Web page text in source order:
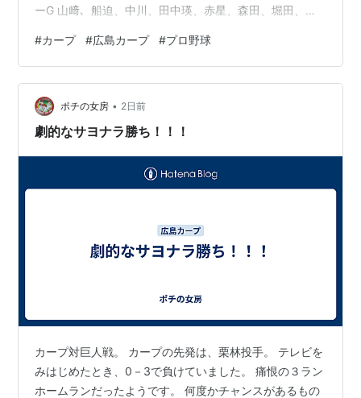
ーG 山﨑、船迫、中川、田中瑛、赤星、森田、堀田、マ
髙、辻、遠藤 - 持丸 カープスタメン1 中 大盛2 二 菊池3
左 ファビアン4 一 坂倉5 右 秋山6 遊 小園7 三 佐々木8
捕 …
#カープ #広島カープ #プロ野球
ポチの女房 • 2日前
劇的なサヨナラ勝ち！！！
カープ対巨人戦。 カープの先発は、栗林投手。 テレビを
みはじめたとき、0－3で負けていました。 痛恨の３ラン
ホームランだったようです。 何度かチャンスがあるもの